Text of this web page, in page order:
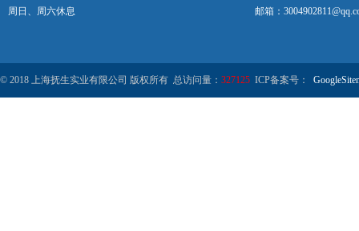
周日、周六休息 邮箱：
© 2018 上海抚生实业有限公司 版权所有 总访问量： 327125 ICP备案号：